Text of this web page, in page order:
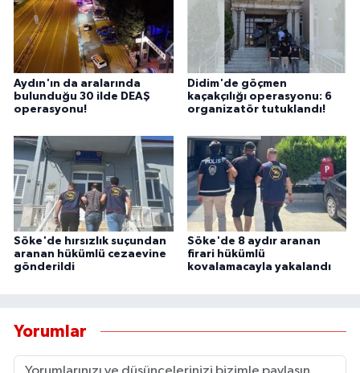
Aydın'ın da aralarında
bulunduğu 30 ilde DEAŞ
operasyonu!
Didim'de göçmen
kaçakçılığı operasyonu: 6
organizatör tutuklandı!
Söke'de hırsızlık suçundan
aranan hükümlü cezaevine
gönderildi
Söke'de 8 aydır aranan
firari hükümlü
kovalamacayla yakalandı
Yorumlar